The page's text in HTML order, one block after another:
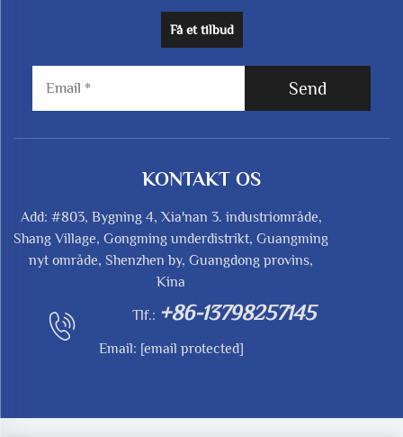
Få et tilbud
Send
KONTAKT OS
Add: #803, Bygning 4, Xia'nan 3. industriområde,
Shang Village, Gongming underdistrikt, Guangming
nyt område, Shenzhen by, Guangdong provins,
Kina
Tlf.: +86-13798257145
Email: [email protected]